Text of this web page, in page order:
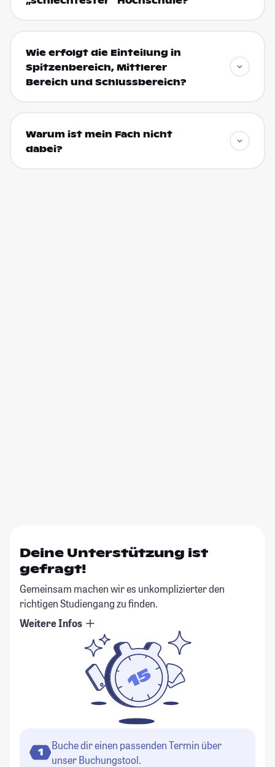
Wie erfolgt die Einteilung in
Spitzenbereich, Mittlerer
Bereich und Schlussbereich?
Warum ist mein Fach nicht
dabei?
Deine Unterstützung ist
gefragt!
Gemeinsam machen wir es unkomplizierter den
richtigen Studiengang zu finden.
Weitere Infos
1
Buche dir einen passenden Termin über
unser Buchungstool.